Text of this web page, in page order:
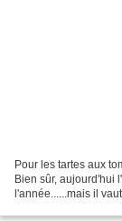
Pour les tartes aux
Bien sûr, aujourd'hui
l'année......mais il